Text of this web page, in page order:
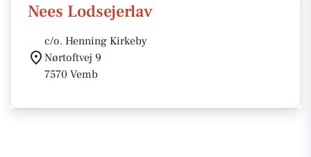
Nees Lodsejerlav
c/o. Henning Kirkeby
Nørtoftvej 9
7570 Vemb